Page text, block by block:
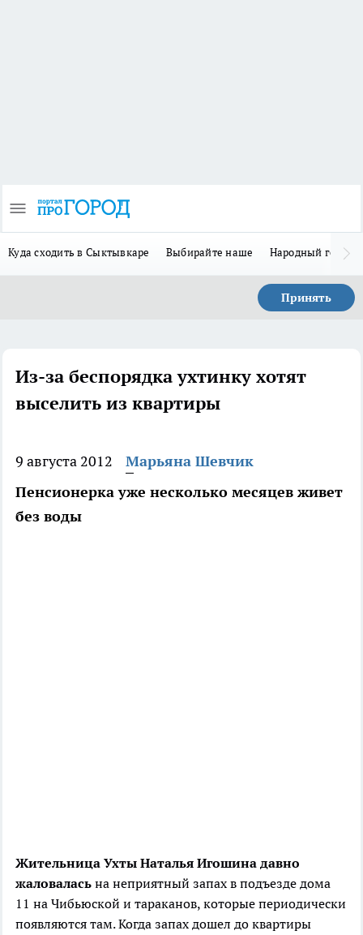
Куда сходить в Сыктывкаре Выбирайте наше Народный герой
Принять
Из-за беспорядка ухтинку хотят
выселить из квартиры
9 августа 2012
Марьяна Шевчик
Пенсионерка уже несколько месяцев живет
без воды
Жительница Ухты Наталья Игошина давно
жаловалась на неприятный запах в подъезде дома
11 на Чибьюской и тараканов, которые периодически
появляются там. Когда запах дошел до квартиры